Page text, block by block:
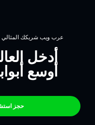
عرب ويب شريكك المثالي
أدخل
أوسع
حجز